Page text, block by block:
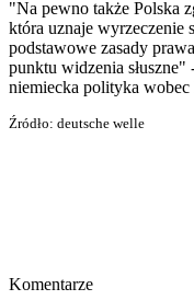
"Na pewno także Polska
która uznaje wyrzeczenie
podstawowe zasady
punktu widzenia słuszne"
niemiecka polityka
Źródło: deutsche welle
Komentarze